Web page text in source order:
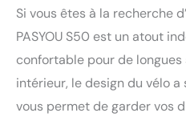
Si vous êtes à la recherche
PASYOU S50 est un atout
confortable pour de
intérieur, le design du vélo
vous permet de garder vos